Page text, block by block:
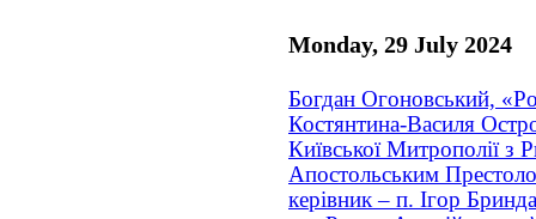
Monday, 29 July 2024
Богдан Огоновський,
Костянтина-Василя
Київської Митрополії з
Апостольським
керівник – п. Ігор